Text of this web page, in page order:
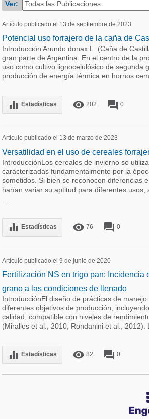
- Piensos
Ver:
Artículo publicado el 13 de septiembre de 2023
Potencial uso forrajero de la caña de
Introducción Arundo donax L. (Caña de
gran parte de Argentina. En el centro de la
uso como cultivo lignocelulósico de segunda
producción de energía térmica en hornos
equalizer Estadísticas remove_red_eye 202 forum 0
Artículo publicado el 13 de marzo de 2023
Versatilidad en el uso de cereales
IntroducciónLos cereales de invierno se
caracterizadas fundamentalmente por la
sometidos. Si bien se reconocen diferencias
harían variar su aptitud para diferentes
...
equalizer Estadísticas remove_red_eye 76 forum 0
Artículo publicado el 9 de junio de 2020
Fertilización NS en trigo pan: Incidencia
grano a las condiciones de llenado
IntroducciónEl diseño de prácticas de
diferentes objetivos de producción,
calidad, compatible con niveles de
(Miralles et al., 2010; Rondanini et al.,
equalizer Estadísticas remove_red_eye 82 forum 0